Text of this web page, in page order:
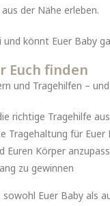
der Nähe erleben.
könnt Euer Baby
Euch finden
und Tragehilfen –
richtige Tragehilfe
Tragehaltung für Euer
Euren Körper
zu gewinnen
Euer Baby als